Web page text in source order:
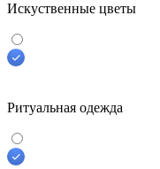
Искуственные цветы
Ритуальная одежда